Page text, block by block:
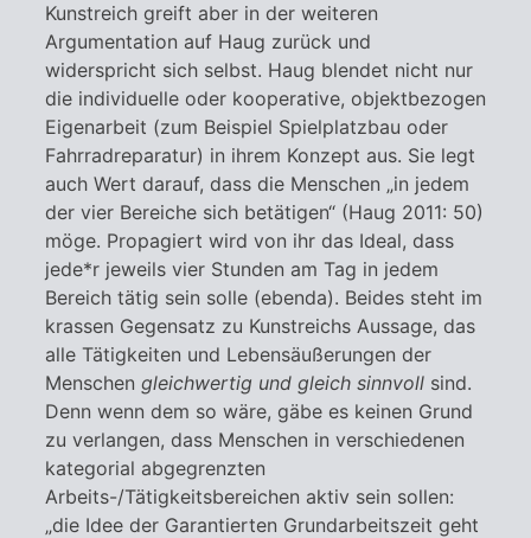
Kunstreich greift aber in der weiteren
Argumentation auf Haug zurück und
widerspricht sich selbst. Haug blendet nicht nur
die individuelle oder kooperative, objektbezogen
Eigenarbeit (zum Beispiel Spielplatzbau oder
Fahrradreparatur) in ihrem Konzept aus. Sie legt
auch Wert darauf, dass die Menschen „in jedem
der vier Bereiche sich betätigen“ (Haug 2011: 50)
möge. Propagiert wird von ihr das Ideal, dass
jede*r jeweils vier Stunden am Tag in jedem
Bereich tätig sein solle (ebenda). Beides steht im
krassen Gegensatz zu Kunstreichs Aussage, das
alle Tätigkeiten und Lebensäußerungen der
Menschen gleichwertig und gleich sinnvoll sind.
Denn wenn dem so wäre, gäbe es keinen Grund
zu verlangen, dass Menschen in verschiedenen
kategorial abgegrenzten
Arbeits-/Tätigkeitsbereichen aktiv sein sollen:
„die Idee der Garantierten Grundarbeitszeit geht